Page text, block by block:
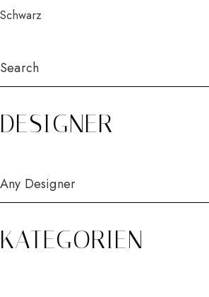
Schwarz
for:
DESIGNER
KATEGORIEN